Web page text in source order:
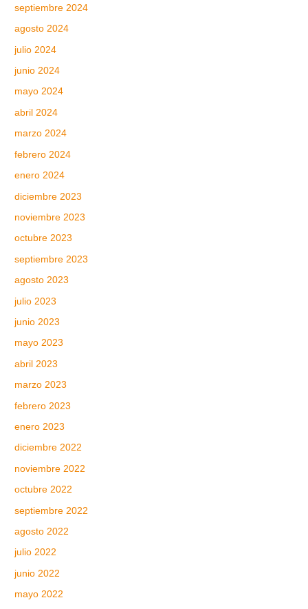
septiembre 2024
agosto 2024
julio 2024
junio 2024
mayo 2024
abril 2024
marzo 2024
febrero 2024
enero 2024
diciembre 2023
noviembre 2023
octubre 2023
septiembre 2023
agosto 2023
julio 2023
junio 2023
mayo 2023
abril 2023
marzo 2023
febrero 2023
enero 2023
diciembre 2022
noviembre 2022
octubre 2022
septiembre 2022
agosto 2022
julio 2022
junio 2022
mayo 2022